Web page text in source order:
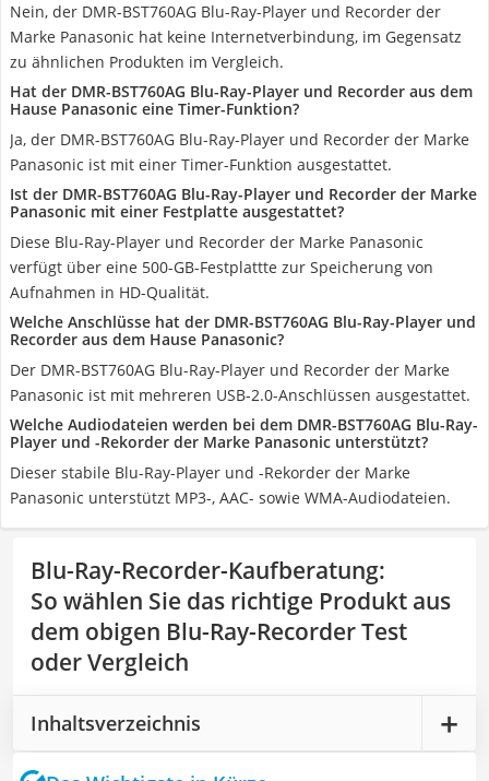
Nein, der DMR-BST760AG Blu-Ray-Player und Recorder der
Marke Panasonic hat keine Internetverbindung, im Gegensatz
zu ähnlichen Produkten im Vergleich.
Hat der DMR-BST760AG Blu-Ray-Player und Recorder aus dem
Hause Panasonic eine Timer-Funktion?
Ja, der DMR-BST760AG Blu-Ray-Player und Recorder der Marke
Panasonic ist mit einer Timer-Funktion ausgestattet.
Ist der DMR-BST760AG Blu-Ray-Player und Recorder der Marke
Panasonic mit einer Festplatte ausgestattet?
Diese Blu-Ray-Player und Recorder der Marke Panasonic
verfügt über eine 500-GB-Festplattte zur Speicherung von
Aufnahmen in HD-Qualität.
Welche Anschlüsse hat der DMR-BST760AG Blu-Ray-Player und
Recorder aus dem Hause Panasonic?
Der DMR-BST760AG Blu-Ray-Player und Recorder der Marke
Panasonic ist mit mehreren USB-2.0-Anschlüssen ausgestattet.
Welche Audiodateien werden bei dem DMR-BST760AG Blu-Ray-
Player und -Rekorder der Marke Panasonic unterstützt?
Dieser stabile Blu-Ray-Player und -Rekorder der Marke
Panasonic unterstützt MP3-, AAC- sowie WMA-Audiodateien.
Blu-Ray-Recorder-Kaufberatung:
So wählen Sie das richtige Produkt aus
dem obigen Blu-Ray-Recorder Test
oder Vergleich
Inhaltsverzeichnis